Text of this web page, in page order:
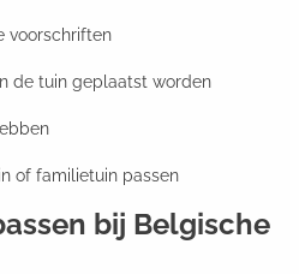
voorschriften
de tuin geplaatst worden
of familietuin passen
bij Belgische